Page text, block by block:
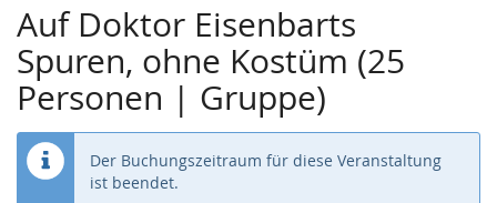
Auf Doktor Eisenbarts
Spuren, ohne Kostüm (25
Personen | Gruppe)
Der Buchungszeitraum für diese Veranstaltung
ist beendet.